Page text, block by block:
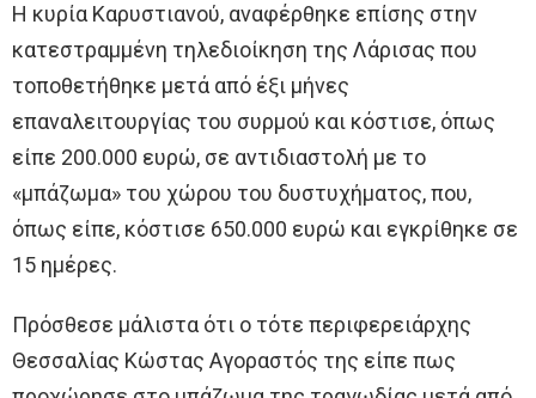
Η κυρία Καρυστιανού, αναφέρθηκε επίσης στην
κατεστραμμένη τηλεδιοίκηση της Λάρισας που
τοποθετήθηκε μετά από έξι μήνες
επαναλειτουργίας του συρμού και κόστισε, όπως
είπε 200.000 ευρώ, σε αντιδιαστολή με το
«μπάζωμα» του χώρου του δυστυχήματος, που,
όπως είπε, κόστισε 650.000 ευρώ και εγκρίθηκε σε
15 ημέρες.
Πρόσθεσε μάλιστα ότι ο τότε περιφερειάρχης
Θεσσαλίας Κώστας Αγοραστός της είπε πως